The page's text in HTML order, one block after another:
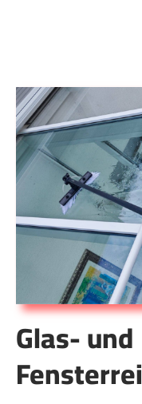
Glas- und